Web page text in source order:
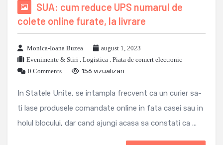
SUA: cum reduce UPS numarul de
colete online furate, la livrare
Monica-Ioana Buzea
august 1, 2023
Evenimente & Stiri , Logistica , Piata de comert electronic
0 Comments
156 vizualizari
In Statele Unite, se intampla frecvent ca un curier sa-
ti lase produsele comandate online in fata casei sau in
holul blocului, dar cand ajungi acasa sa constati ca ...